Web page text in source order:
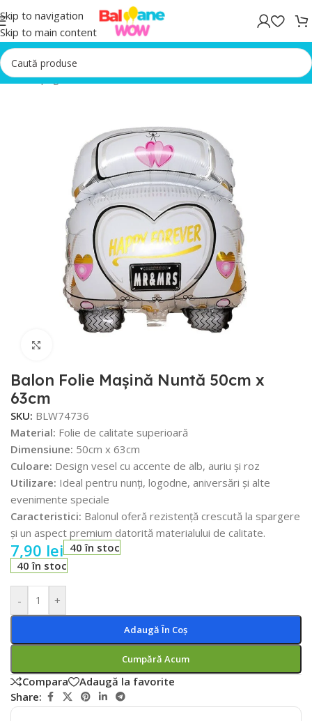
Skip to navigation
Skip to main content
Prima pagină/Baloane folie
Balon Folie Mașină Nuntă 50cm x
63cm
SKU: BLW74736
Material: Folie de calitate superioară
Dimensiune: 50cm x 63cm
Culoare: Design vesel cu accente de alb, auriu și roz
Utilizare: Ideal pentru nunți, logodne, aniversări și alte
evenimente speciale
Caracteristici: Balonul oferă rezistență crescută la spargere
și un aspect premium datorită materialului de calitate.
7,90 lei 40 în stoc
40 în stoc
- +
Adaugă În Coș
Cumpără Acum
Compara
Adaugă la favorite
Share: